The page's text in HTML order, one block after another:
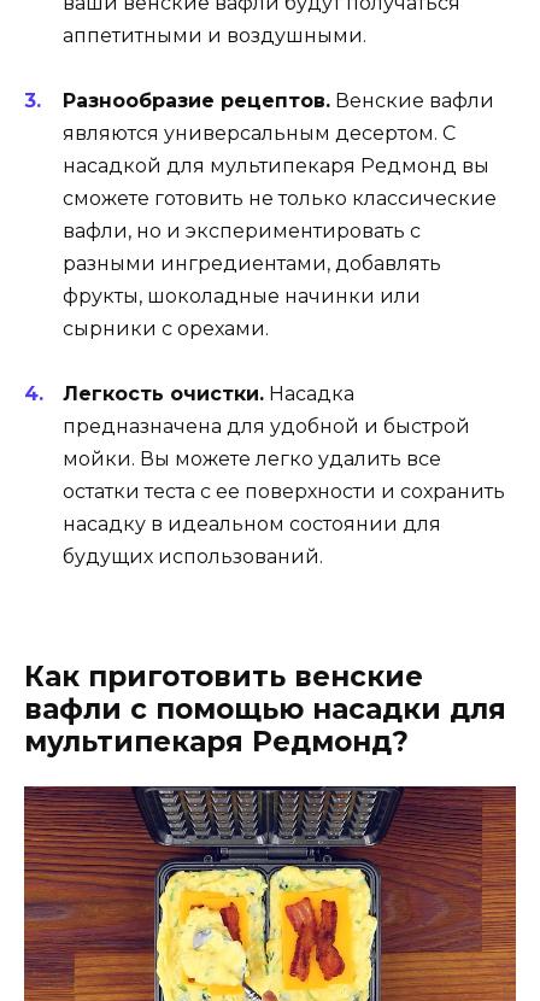
аппетитными и воздушными.
Разнообразие рецептов. Венские вафли
являются универсальным десертом. С
насадкой для мультипекаря Редмонд вы
сможете готовить не только классические
вафли, но и экспериментировать с
разными ингредиентами, добавлять
фрукты, шоколадные начинки или
сырники с орехами.
Легкость очистки. Насадка
предназначена для удобной и быстрой
мойки. Вы можете легко удалить все
остатки теста с ее поверхности и сохранить
насадку в идеальном состоянии для
будущих использований.
Как приготовить венские
вафли с помощью насадки для
мультипекаря Редмонд?